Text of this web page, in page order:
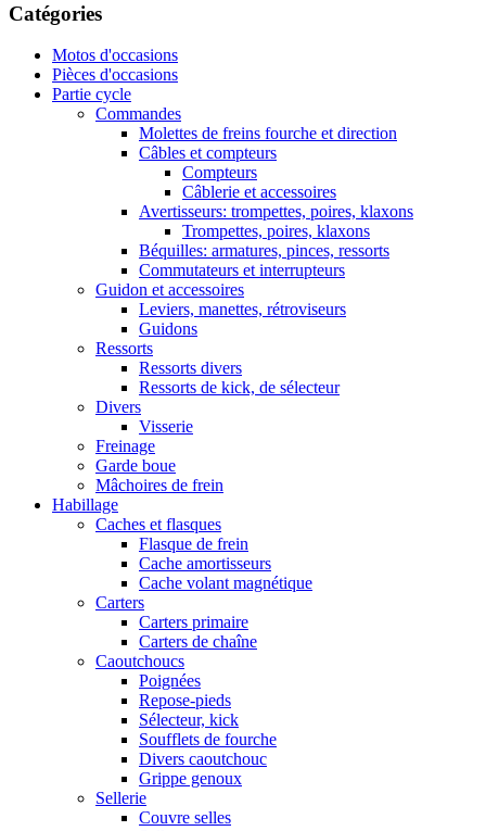
Catégories
Motos d'occasions
Pièces d'occasions
Partie cycle
Commandes
Molettes de freins fourche et direction
Câbles et compteurs
Compteurs
Câblerie et accessoires
Avertisseurs: trompettes, poires, klaxons
Trompettes, poires, klaxons
Béquilles: armatures, pinces, ressorts
Commutateurs et interrupteurs
Guidon et accessoires
Leviers, manettes, rétroviseurs
Guidons
Ressorts
Ressorts divers
Ressorts de kick, de sélecteur
Divers
Visserie
Freinage
Garde boue
Mâchoires de frein
Habillage
Caches et flasques
Flasque de frein
Cache amortisseurs
Cache volant magnétique
Carters
Carters primaire
Carters de chaîne
Caoutchoucs
Poignées
Repose-pieds
Sélecteur, kick
Soufflets de fourche
Divers caoutchouc
Grippe genoux
Sellerie
Couvre selles